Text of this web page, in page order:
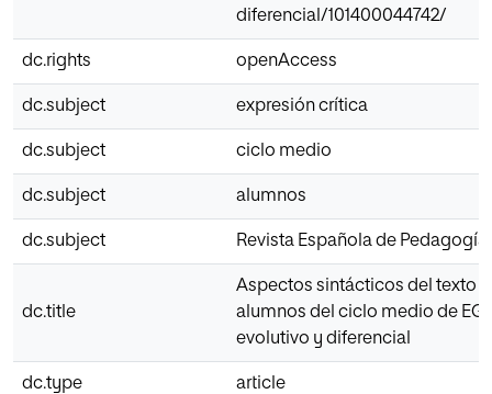
diferencial/101400044742/
dc.rights openAccess
dc.subject expresión crítica
dc.subject ciclo medio
dc.subject alumnos
dc.subject Revista Española de Pedagogía
dc.title
Aspectos sintácticos del texto
alumnos del ciclo medio de
evolutivo y diferencial
dc.type article